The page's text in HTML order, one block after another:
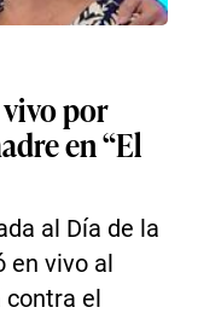
vivo por
en “El
al Día de la
en vivo al
el